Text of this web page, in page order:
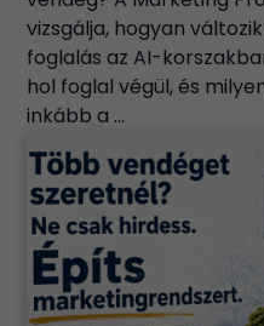
vizsgálja, hogyan
foglalás az AI-
hol foglal végül, és
inkább a ...